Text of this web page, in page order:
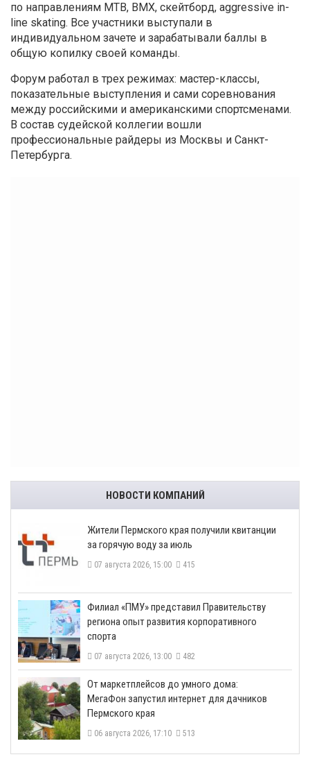
по направлениям МТВ, ВМХ, скейтборд, aggressive in-
line skating. Все участники выступали в
индивидуальном зачете и зарабатывали баллы в
общую копилку своей команды.
Форум работал в трех режимах: мастер-классы,
показательные выступления и сами соревнования
между российскими и американскими спортсменами.
В состав судейской коллегии вошли
профессиональные райдеры из Москвы и Санкт-
Петербурга.
НОВОСТИ КОМПАНИЙ
​Жители Пермского края получили квитанции
за горячую воду за июль
07 августа 2026, 15:00 415
​Филиал «ПМУ» представил Правительству
региона опыт развития корпоративного
спорта
07 августа 2026, 13:00 482
От маркетплейсов до умного дома:
МегаФон запустил интернет для дачников
Пермского края
06 августа 2026, 17:10 513